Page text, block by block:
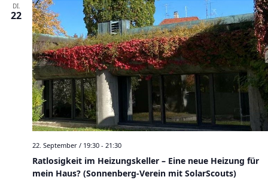
c
h
s
t
u
n
d
e
i
n
F
a
s
a
n
h
o
f
DI.
22
Ratlosigkeit im Heizungskeller – Eine neue Heizung für
mein Haus? (Sonnenberg-Verein mit SolarScouts)
22. September / 19:30 - 21:30